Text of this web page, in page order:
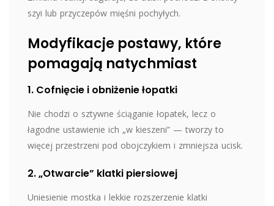
szyi lub przyczepów mięśni pochyłych.
Modyfikacje postawy, które
pomagają natychmiast
1. Cofnięcie i obniżenie łopatki
Nie chodzi o sztywne ściąganie łopatek, lecz o
łagodne ustawienie ich „w kieszeni” — tworzy to
więcej przestrzeni pod obojczykiem i zmniejsza ucisk.
2. „Otwarcie” klatki piersiowej
Uniesienie mostka i lekkie rozszerzenie klatki